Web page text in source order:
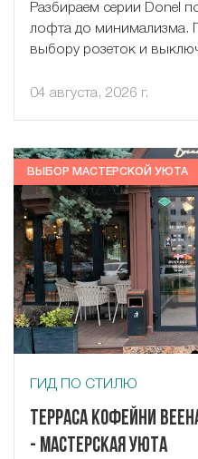
Разбираем серии Donel
лофта до минимализма.
выбору розеток и
04 августа, 2026 г.
ВЫБОР МАСТЕРСКОЙ УЮТА
ГИД ПО СТИЛЮ
Терраса кофейни
- Мастерская Уюта